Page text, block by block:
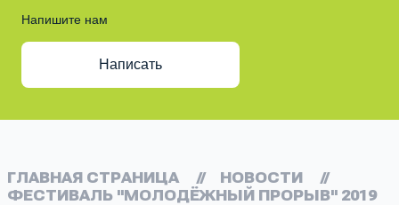
Напишите нам
Написать
ГЛАВНАЯ СТРАНИЦА // НОВОСТИ
//
ФЕСТИВАЛЬ "МОЛОДЁЖНЫЙ ПРОРЫВ" 2019